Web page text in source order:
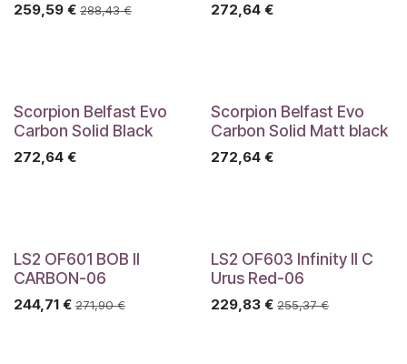
259,59 € 288,43€ 272,64€
Scorpion Belfast Evo
Carbon Solid Black
272,64 €
Scorpion Belfast Evo
Carbon Solid Matt black
272,64€
LS2 OF601 BOB II
CARBON-06
244,71 € 271,90€
LS2 OF603 Infinity II C
Urus Red-06
229,83€ 255,37€